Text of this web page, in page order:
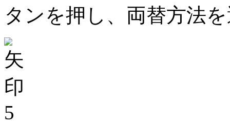
タンを押し、両替方法
5